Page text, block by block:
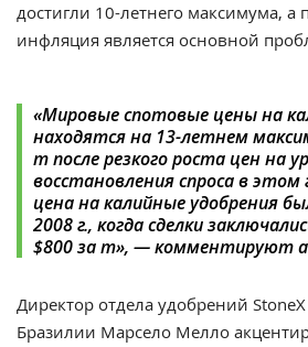
достигли 10-летнего максимума, а
инфляция является основной
«Мировые спотовые цены на
находятся на 13-летнем
т после резкого роста цен на
восстановления спроса в этом
цена на калийные удобрения
2008 г., когда сделки
$800 за т», —комментируют
Директор отдела удобрений
Бразилии Марсело Мелло